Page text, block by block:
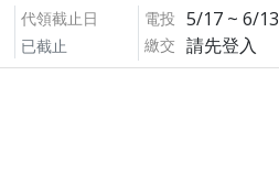
代領截止日
已截止
電投 5/17 ~ 6/13
繳交 請先登入